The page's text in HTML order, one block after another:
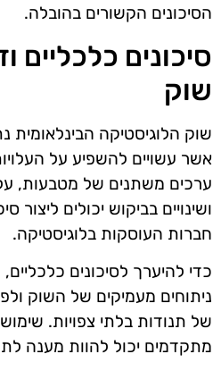
הסיכונים הקשורים בהובלה.
סיכונים כלכליים
שוק
שוק הלוגיסטיקה הבינלאומית
אשר עשויים להשפיע על
ערכים משתנים של מטבעות,
ושינויים בביקוש יכולים ליצור
חברות העוסקות בלוגיסטיקה.
כדי להיערך לסיכונים
ניתוחים מעמיקים של השוק
של תנודות בלתי צפויות. שימוש
מתקדמים יכול להוות מענה